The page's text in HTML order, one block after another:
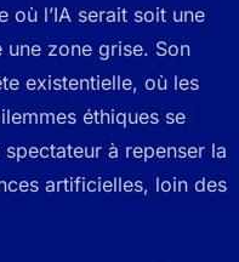
où l’IA serait soit une
une zone grise. Son
existentielle, où les
éthiques se
à repenser la
artificielles, loin des